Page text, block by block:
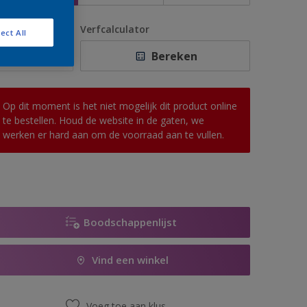
Verfcalculator
Bereken
Op dit moment is het niet mogelijk dit product online
te bestellen. Houd de website in de gaten, we
werken er hard aan om de voorraad aan te vullen.
Boodschappenlijst
Vind een winkel
All